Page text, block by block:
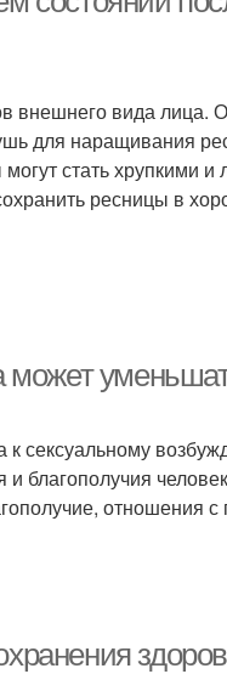
вида лица.
для наращивания
стать хрупкими
ресницы в
может
к сексуальному
благополучия
отношения с